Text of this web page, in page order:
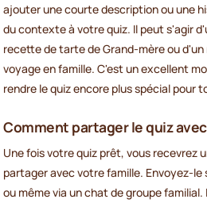
ajouter une courte description ou une
du contexte à votre quiz. Il peut s'agir
recette de tarte de Grand-mère ou
voyage en famille. C'est un excellent
rendre le quiz encore plus spécial pour
Comment partager le quiz
Une fois votre quiz prêt, vous recevrez
partager avec votre famille. Envoyez-le
ou même via un chat de groupe